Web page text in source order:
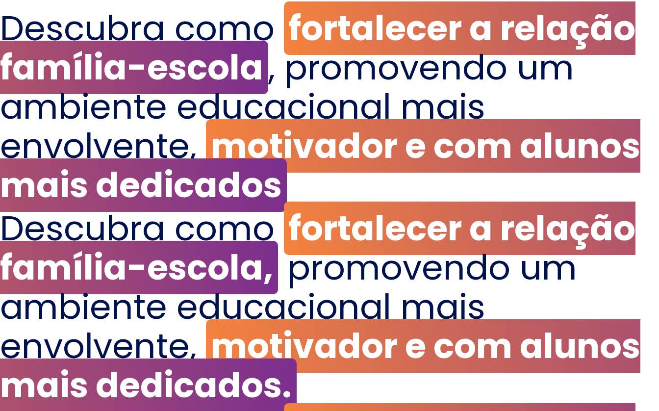
Descubra como fortalecer a relação
família-escola, promovendo um
ambiente educacional mais
envolvente,motivador e com alunos
mais dedicados
Descubra comofortalecer a relação
família-escola, promovendo um
ambiente educacional mais
envolvente,motivador e com alunos
mais dedicados.